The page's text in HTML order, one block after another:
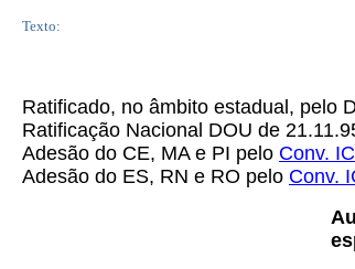
Texto:
Ratificado, no âmbito estadual, pelo
Ratificação Nacional DOU de
Adesão do CE, MA e PI pelo Conv.
Adesão do ES, RN e RO pelo Conv.